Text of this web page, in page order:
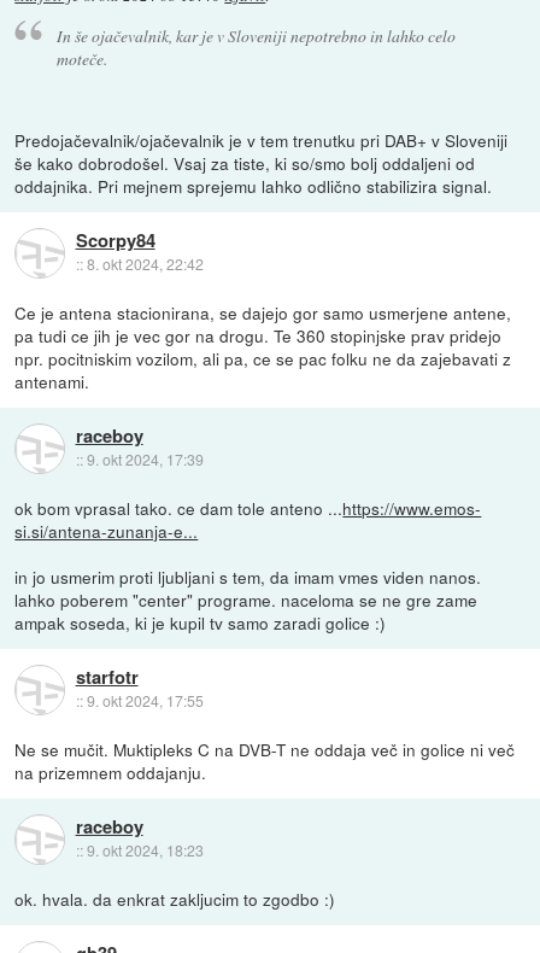
In še ojačevalnik, kar je v Sloveniji nepotrebno in lahko celo
moteče.
Predojačevalnik/ojačevalnik je v tem trenutku pri DAB+ v Sloveniji
še kako dobrodošel. Vsaj za tiste, ki so/smo bolj oddaljeni od
oddajnika. Pri mejnem sprejemu lahko odlično stabilizira signal.
Scorpy84
::8. okt 2024, 22:42
Ce je antena stacionirana, se dajejo gor samo usmerjene antene,
pa tudi ce jih je vec gor na drogu. Te 360 stopinjske prav pridejo
npr. pocitniskim vozilom, ali pa, ce se pac folku ne da zajebavati z
antenami.
raceboy
::9. okt 2024, 17:39
ok bom vprasal tako. ce dam tole anteno ...https://www.emos-
si.si/antena-zunanja-e...
in jo usmerim proti ljubljani s tem, da imam vmes viden nanos.
lahko poberem "center" programe. naceloma se ne gre zame
ampak soseda, ki je kupil tv samo zaradi golice :)
starfotr
::9. okt 2024, 17:55
Ne se mučit. Muktipleks C na DVB-T ne oddaja več in golice ni več
na prizemnem oddajanju.
raceboy
::9. okt 2024, 18:23
ok. hvala. da enkrat zakljucim to zgodbo :)